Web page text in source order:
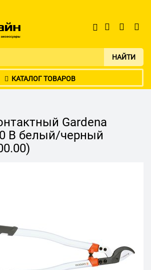
НАЙТИ
КАТАЛОГ ТОВАРОВ
Gardena
B белый/черный